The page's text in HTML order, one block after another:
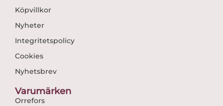
Köpvillkor
Nyheter
Integritetspolicy
Cookies
Nyhetsbrev
Varumärken
Orrefors